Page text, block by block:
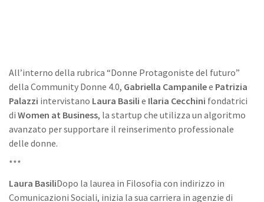
All’interno della rubrica “Donne Protagoniste del futuro”
della Community Donne 4.0, Gabriella Campanilee Patrizia
Palazzi intervistano Laura Basili e Ilaria Cecchini fondatrici
di Women at Business, la startup che utilizza un algoritmo
avanzato per supportare il reinserimento professionale
delle donne.
***
Laura BasiliDopo la laurea in Filosofia con indirizzo in
Comunicazioni Sociali, inizia la sua carriera in agenzie di